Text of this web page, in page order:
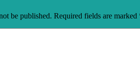
be published. Required fields are marked